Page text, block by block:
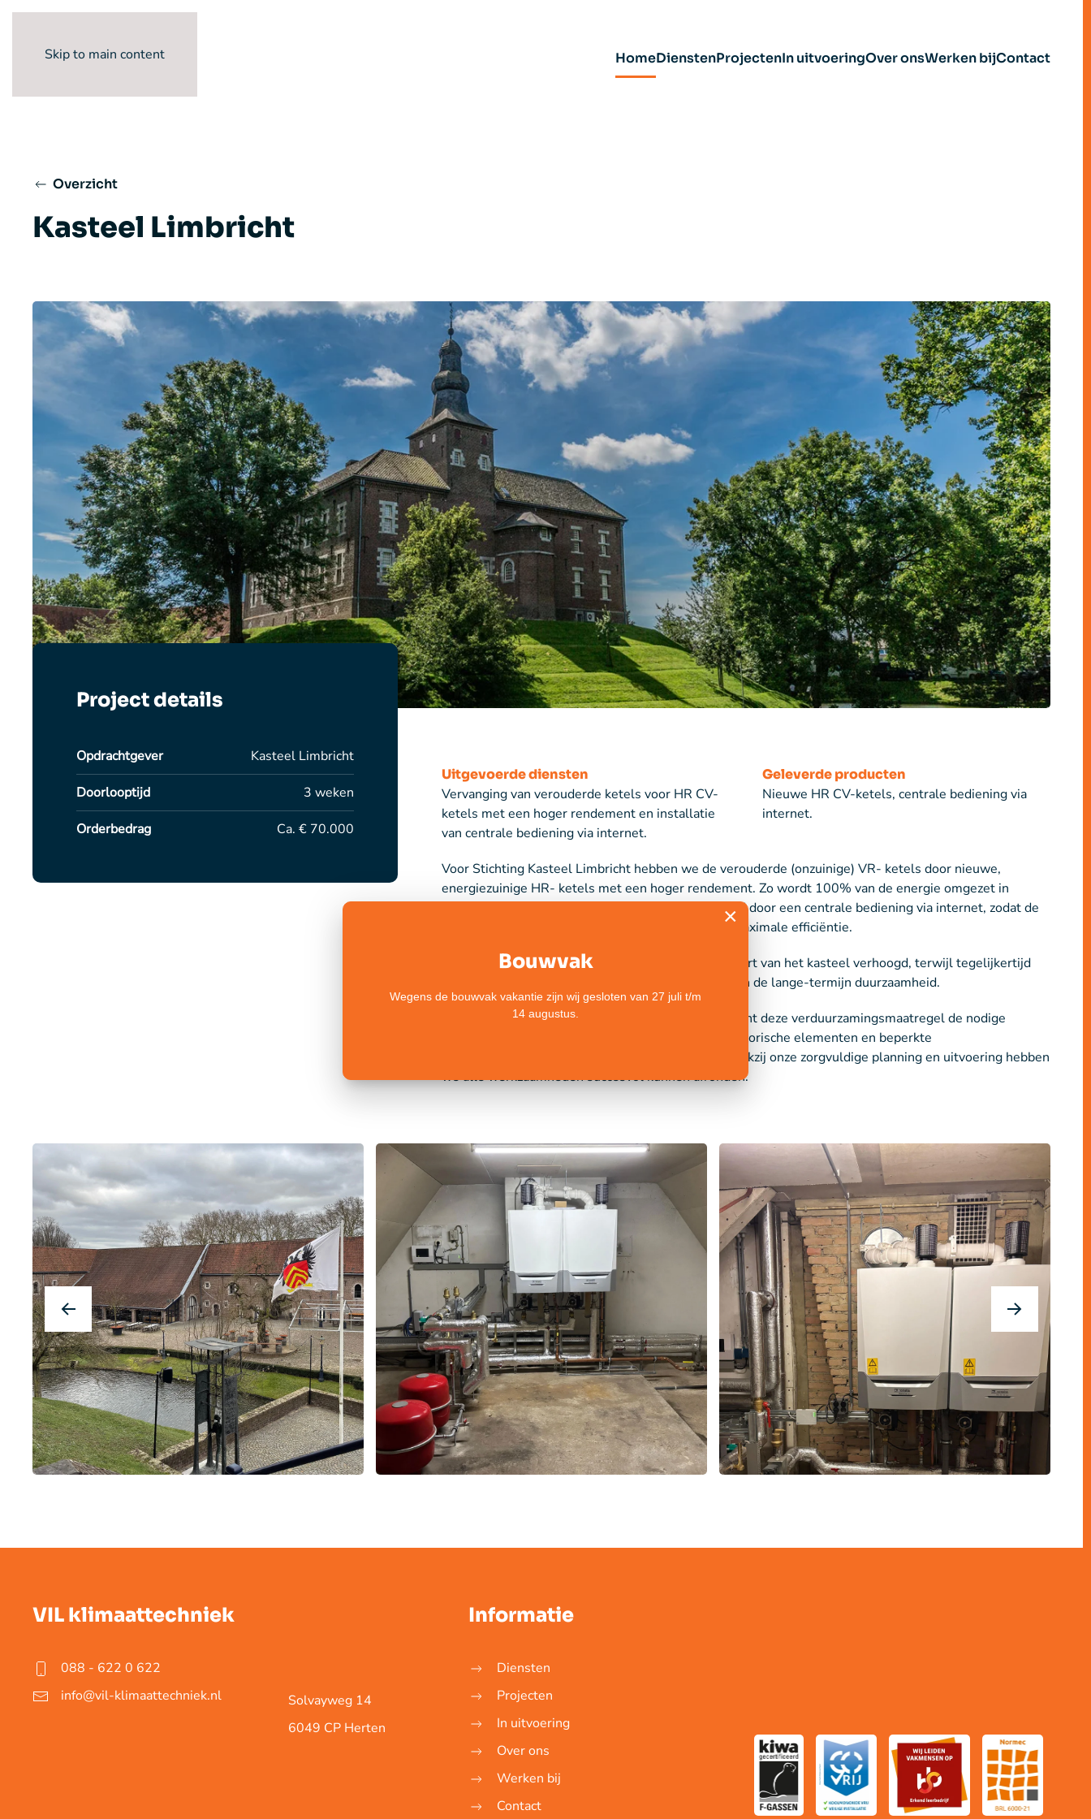
Skip to main content HomeDienstenProjectenIn uitvoeringOver onsWerken bijContact
Overzicht
Kasteel Limbricht
Project details
Opdrachtgever Kasteel Limbricht
Doorlooptijd 3 weken
Orderbedrag Ca. € 70.000
Uitgevoerde diensten
Vervanging van verouderde ketels voor HR CV-
ketels met een hoger rendement en installatie
van centrale bediening via internet.
Geleverde producten
Nieuwe HR CV-ketels, centrale bediening via
internet.
Voor Stichting Kasteel Limbricht hebben we de verouderde (onzuinige) VR- ketels door nieuwe,
energiezuinige HR- ketels met een hoger rendement. Zo wordt 100% van de energie omgezet in
warmte. De installatie werd verder geoptimaliseerd door een centrale bediening via internet, zodat de
verwarming op afstand kan worden beheerd voor maximale efficiëntie.
Met deze verduurzamingsmaatregel werd het comfort van het kasteel verhoogd, terwijl tegelijkertijd
het energieverbruik word verlaagd, wat bijdraagt aan de lange-termijn duurzaamheid.
Omdat het om een monumentaal gebouw ging, bracht deze verduurzamingsmaatregel de nodige
uitdagingen met zich mee. Zoals het behoud van historische elementen en beperkte
ingrijpmogelijkheden in de bestaande structuur. Dankzij onze zorgvuldige planning en uitvoering hebben
we alle werkzaamheden succesvol kunnen afronden.
VIL klimaattechniek
088 - 622 0 622
info@vil-klimaattechniek.nl
Solvayweg 14
6049 CP Herten
Informatie
Diensten
Projecten
In uitvoering
Over ons
Werken bij
Contact
×
Bouwvak
Wegens de bouwvak vakantie zijn wij gesloten van 27 juli t/m
14 augustus.